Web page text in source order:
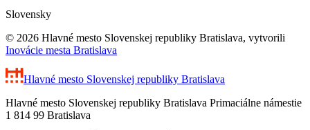
Slovensky
© 2026 Hlavné mesto Slovenskej republiky Bratislava, vytvorili
Inovácie mesta Bratislava
Hlavné mesto Slovenskej republiky Bratislava
Hlavné mesto Slovenskej republiky Bratislava Primaciálne námestie
1 814 99 Bratislava